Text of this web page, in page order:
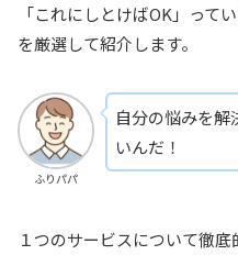
「これにしとけばOK」って
を厳選して紹介します。
ふりパパ
自分の悩みを解
いんだ！
１つのサービスについて徹底